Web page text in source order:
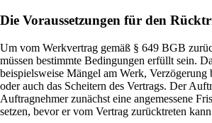
Die Voraussetzungen für den
Um vom Werkvertrag gemäß § 649 BGB
müssen bestimmte Bedingungen erfüllt sein.
beispielsweise Mängel am Werk, Verzögerung
oder auch das Scheitern des Vertrags. Der
Auftragnehmer zunächst eine angemessene
setzen, bevor er vom Vertrag zurücktreten